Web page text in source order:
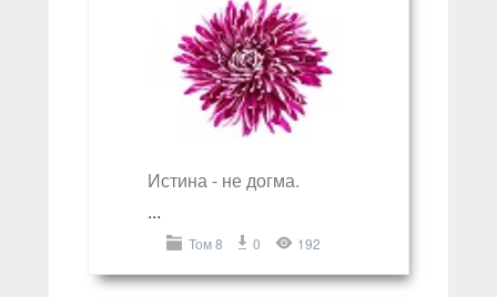
Истина - не догма.
...
Том 8 0 192